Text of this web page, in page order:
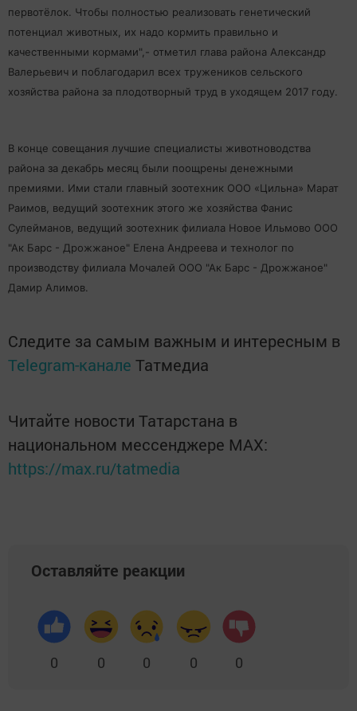
первотёлок. Чтобы полностью реализовать генетический
потенциал животных, их надо кормить правильно и
качественными кормами",- отметил глава района Александр
Валерьевич и поблагодарил всех тружеников сельского
хозяйства района за плодотворный труд в уходящем 2017 году.
В конце совещания лучшие специалисты животноводства
района за декабрь месяц были поощрены денежными
премиями. Ими стали главный зоотехник ООО «Цильна» Марат
Раимов, ведущий зоотехник этого же хозяйства Фанис
Сулейманов, ведущий зоотехник филиала Новое Ильмово ООО
"Ак Барс - Дрожжаное" Елена Андреева и технолог по
производству филиала Мочалей ООО "Ак Барс - Дрожжаное"
Дамир Алимов.
Следите за самым важным и интересным в
Telegram-канале Татмедиа
Читайте новости Татарстана в
национальном мессенджере MАХ:
https://max.ru/tatmedia
Оставляйте реакции
0 0 0 0 0